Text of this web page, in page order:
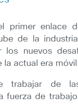
primer enlace
de la
los nuevos
la actual era
trabajar de
fuerza de